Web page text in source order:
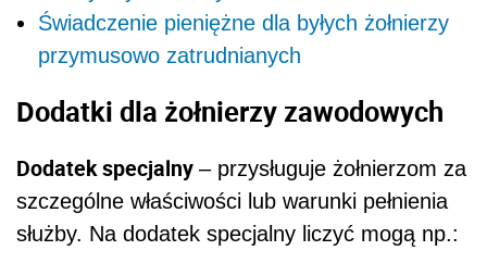
Świadczenie pieniężne dla byłych żołnierzy
przymusowo zatrudnianych
Dodatki dla żołnierzy zawodowych
Dodatek specjalny – przysługuje żołnierzom za
szczególne właściwości lub warunki pełnienia
służby. Na dodatek specjalny liczyć mogą np.: